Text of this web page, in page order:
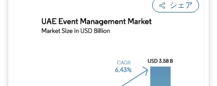
シェア